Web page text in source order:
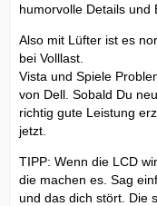
humorvolle Details und
Also mit Lüfter ist es
bei Volllast.
Vista und Spiele
von Dell. Sobald Du
richtig gute Leistung
jetzt.
TIPP: Wenn die LCD
die machen es. Sag
und das dich stört. Die